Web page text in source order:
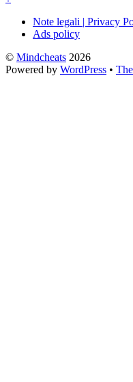
Note legali | Privacy
Ads policy
© Mindcheats 2026
Powered by WordPress •